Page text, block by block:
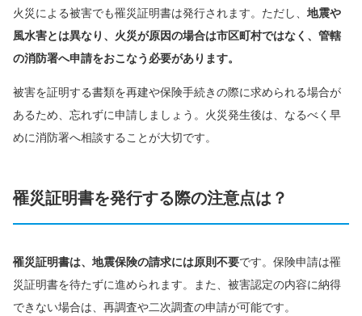
火災による被害でも罹災証明書は発行されます。ただし、 地震や
風水害とは異なり、火災が原因の場合は市区町村ではなく、管轄
の消防署へ申請をおこなう必要があります。
被害を証明する書類を再建や保険手続きの際に求められる場合が
あるため、忘れずに申請しましょう。火災発生後は、なるべく早
めに消防署へ相談することが大切です。
罹災証明書を発行する際の注意点は？
罹災証明書は、地震保険の請求には原則不要です。保険申請は罹
災証明書を待たずに進められます。また、被害認定の内容に納得
できない場合は、再調査や二次調査の申請が可能です。